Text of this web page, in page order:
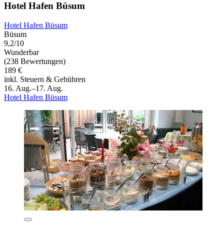
Hotel Hafen Büsum
Hotel Hafen Büsum
Büsum
9,2/10
Wunderbar
(238 Bewertungen)
189 €
inkl. Steuern & Gebühren
16. Aug.–17. Aug.
Hotel Hafen Büsum